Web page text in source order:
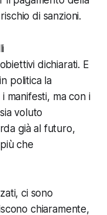
di sanzioni.
dichiarati. E
politica la
manifesti, ma con i
voluto
già al futuro,
che
ci sono
chiaramente,